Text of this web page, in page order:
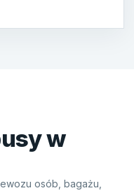
w
osób, bagażu,